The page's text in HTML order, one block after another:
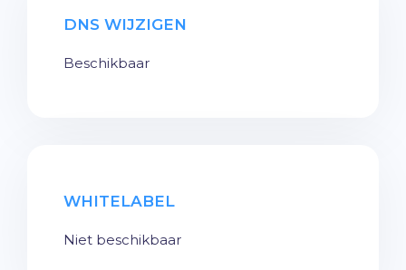
DNS WIJZIGEN
Beschikbaar
WHITELABEL
Niet beschikbaar